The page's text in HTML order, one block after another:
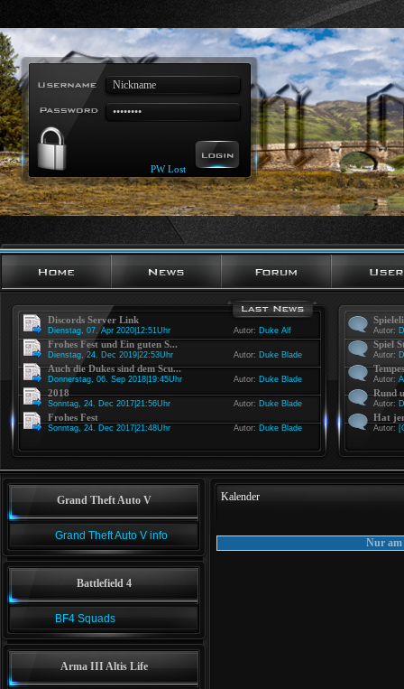
PW Lost
Discords Server Link
Dienstag, 07. Apr 2020|12:51Uhr Autor: Duke Alf
Frohes Fest und Ein guten S...
Dienstag, 24. Dec 2019|22:53Uhr Autor: Duke Blade
Auch die Dukes sind dem Scu...
Donnerstag, 06. Sep 2018|19:45Uhr Autor: Duke Blade
2018
Sonntag, 24. Dec 2017|21:56Uhr Autor: Duke Blade
Frohes Fest
Sonntag, 24. Dec 2017|21:48Uhr Autor: Duke Blade
Autor:
Spiel
Autor:
Autor:
Rund
Autor:
Hat
Autor:
Grand Theft Auto V
Grand Theft Auto V info
Battlefield 4
BF4 Squads
Arma III Altis Life
Kalender
Nur am